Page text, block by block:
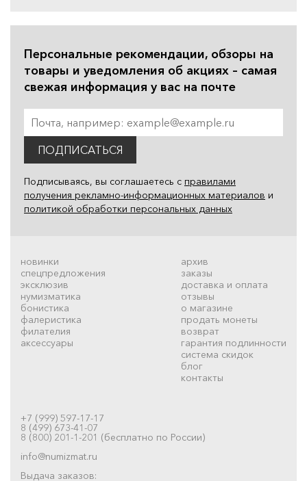
Персональные рекомендации, обзоры на
товары и уведомления об акциях – самая
свежая информация у вас на почте
ПОДПИСАТЬСЯ
Подписываясь, вы соглашаетесь с правилами
получения рекламно-информационных материалов и
политикой обработки персональных данных
новинки
спецпредложения
эксклюзив
нумизматика
бонистика
фалеристика
филателия
аксессуары
архив
заказы
доставка и оплата
отзывы
о магазине
продать монеты
возврат
гарантия подлинности
система скидок
блог
контакты
+7 (999) 597-17-17
8 (499) 673-41-07
8 (800) 201-1-201 (бесплатно по России)
info@numizmat.ru
Выдача заказов: